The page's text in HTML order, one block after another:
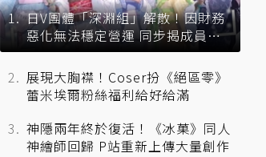
日V團體「深淵組」解散！因財務
惡化無法穩定營運 同步揭成員未
來去向
展現大胸襟！Coser扮《絕區零》
蕾米埃爾粉絲福利給好給滿
神隱兩年終於復活！《冰菓》同人
神繪師回歸 P站重新上傳大量創作